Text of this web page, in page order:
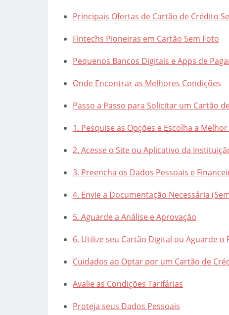
Principais Ofertas de Cartão de Crédito
Fintechs Pioneiras em Cartão Sem Foto
Pequenos Bancos Digitais e Apps de
Onde Encontrar as Melhores Condições
Passo a Passo para Solicitar um Cartão
1. Pesquise as Opções e Escolha a
2. Acesse o Site ou Aplicativo da
3. Preencha os Dados Pessoais e
4. Envie a Documentação Necessária
5. Aguarde a Análise e Aprovação
6. Utilize seu Cartão Digital ou Aguarde o
Cuidados ao Optar por um Cartão de
Avalie as Condições Tarifárias
Proteja seus Dados Pessoais